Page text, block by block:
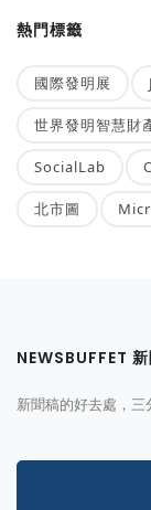
熱門標籤
國際發明展
世界發明智慧財
SocialLab
北市圖
NEWSBUFFET
新聞稿的好去處，三